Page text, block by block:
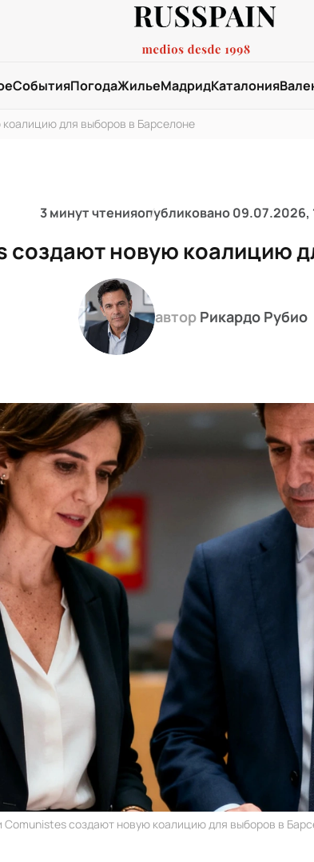
СобытияПогодаЖильеМадридКаталония
для выборов в Барселоне
3 минут чтенияопубликовано09.07.2026,
создают новую коалицию
автор Рикардо Рубио
Comunistes создают новую коалицию для выборов в